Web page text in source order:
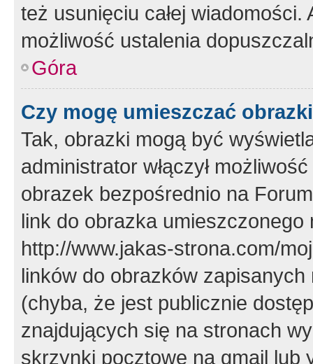
też usunięciu całej
możliwość ustalenia
Góra
Czy mogę umieszczać
Tak, obrazki mogą być
administrator włączył
obrazek bezpośrednio na
link do obrazka
http://www.jakas-strona.com/
linków do obrazków
(chyba, że jest publicznie
znajdujących się na stronach
skrzynki pocztowe na gmail lub